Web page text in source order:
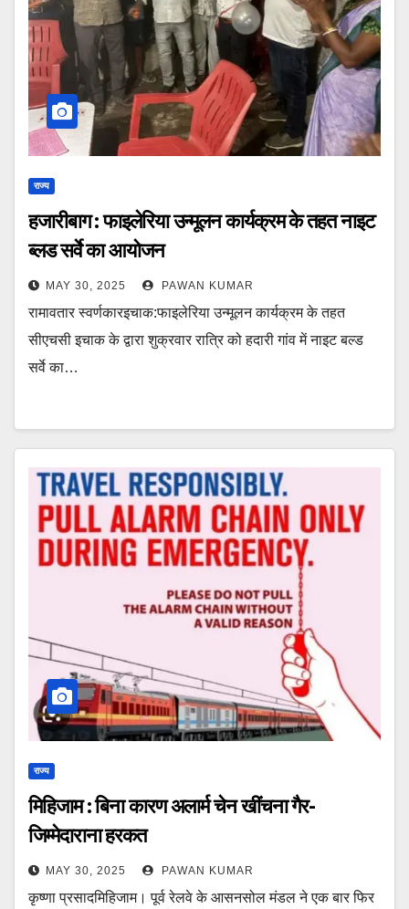
राज्य
हजारीबाग : फाइलेरिया उन्मूलन कार्यक्रम के तहत नाइट
ब्लड सर्वे का आयोजन
MAY 30, 2025 PAWAN KUMAR
रामावतार स्वर्णकारइचाक:फाइलेरिया उन्मूलन कार्यक्रम के तहत
सीएचसी इचाक के द्वारा शुक्रवार रात्रि को हदारी गांव में नाइट बल्ड
सर्वे का…
राज्य
मिहिजाम : बिना कारण अलार्म चेन खींचना गैर-
जिम्मेदाराना हरकत
MAY 30, 2025 PAWAN KUMAR
कृष्णा प्रसादमिहिजाम। पूर्व रेलवे के आसनसोल मंडल ने एक बार फिर